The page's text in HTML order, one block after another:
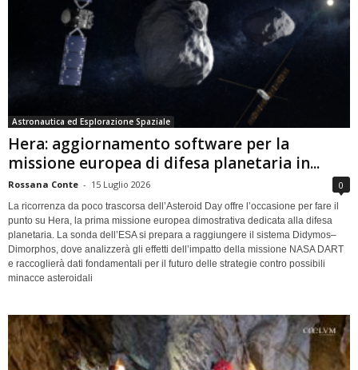
Astronautica ed Esplorazione Spaziale
Hera: aggiornamento software per la
missione europea di difesa planetaria in...
Rossana Conte - 15 Luglio 2026 0
La ricorrenza da poco trascorsa dell’Asteroid Day offre l’occasione per fare il
punto su Hera, la prima missione europea dimostrativa dedicata alla difesa
planetaria. La sonda dell’ESA si prepara a raggiungere il sistema Didymos–
Dimorphos, dove analizzerà gli effetti dell’impatto della missione NASA DART
e raccoglierà dati fondamentali per il futuro delle strategie contro possibili
minacce asteroidali